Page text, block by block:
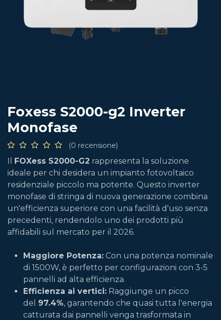
Foxess S2000-g2 Inverter
Monofase
(0 recensione)
Il FOXess S2000-G2 rappresenta la soluzione
ideale per chi desidera un impianto fotovoltaico
residenziale piccolo ma potente. Questo inverter
monofase di stringa di nuova generazione combina
un'efficienza superiore con una facilità d'uso senza
precedenti, rendendolo uno dei prodotti più
affidabili sul mercato per il 2026.
Maggiore Potenza: Con una potenza nominale
di 1500W, è perfetto per configurazioni con 3-5
pannelli ad alta efficienza.
Efficienza ai vertici: Raggiunge un picco
del 97.4%, garantendo che quasi tutta l'energia
catturata dai pannelli venga trasformata in